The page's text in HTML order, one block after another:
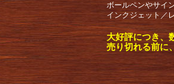
ボールペンやサイ
インクジェット／
大好評につき、
売り切れる前に